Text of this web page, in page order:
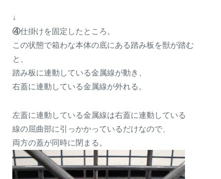
↓
④仕掛けを固定したところ。
この状態で箱わな本体の底にある踏み板を獣が踏む
と、
踏み板に連動している金属線が動き、
右蓋に連動している金属線が外れる。
左蓋に連動している金属線は右蓋に連動している
線の屈曲部に引っかかっているだけなので、
両方の蓋が同時に閉まる。